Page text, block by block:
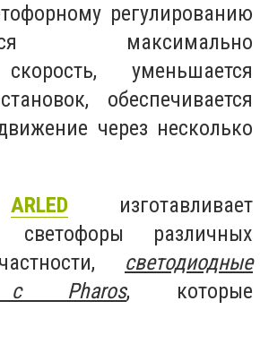
регулированию
максимально
уменьшается
обеспечивается
через несколько
ARLED изготавливает
светофоры различных
светодиодные
с Pharos, которые